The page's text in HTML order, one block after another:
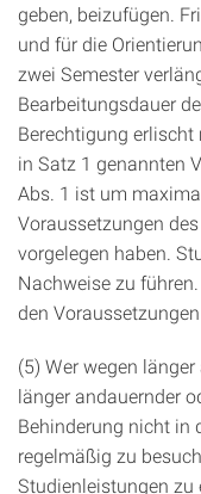
geben, beizufügen.
und für die
zwei Semester
Bearbeitungsdauer
Berechtigung
in Satz 1 genannten
Abs. 1 ist um
Voraussetzungen
vorgelegen haben.
Nachweise zu
den
(5) Wer wegen
länger andauernder
Behinderung nicht in
regelmäßig zu
Studienleistungen zu